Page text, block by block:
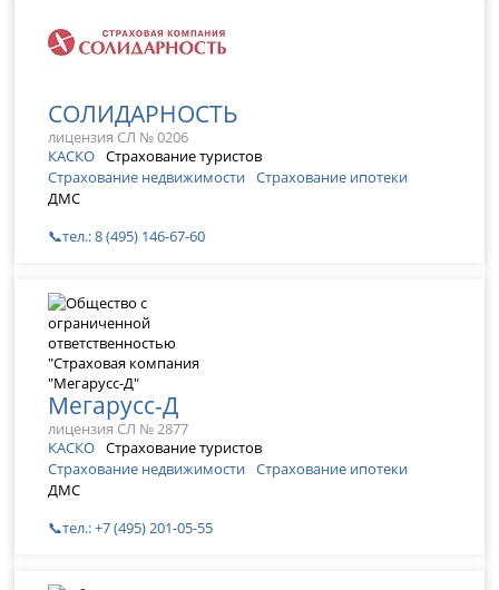
СОЛИДАРНОСТЬ
лицензия СЛ № 0206
КАСКО Страхование туристов
Страхование недвижимости Страхование ипотеки
ДМС
📞тел.: 8 (495) 146-67-60
Мегарусс-Д
лицензия СЛ № 2877
КАСКО Страхование туристов
Страхование недвижимости Страхование ипотеки
ДМС
📞тел.: +7 (495) 201-05-55